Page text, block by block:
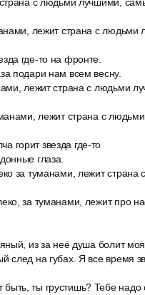
лежит страна с
где-то на фронте.
подари нам всем весну.
лежит страна с людьми
лежит страна с
горит звезда где-то
глаза.
за туманами, лежит
за туманами, лежит про
из за неё душа болит
след на губах. Я все время
ты грустишь? Тебе надо